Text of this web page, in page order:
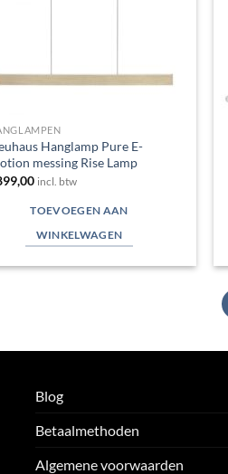
Hanglamp Pure E-
messing Rise Lamp
incl. btw
TOEVOEGEN AAN
WINKELWAGEN
Blog
Betaalmethoden
Algemene voorwaarden